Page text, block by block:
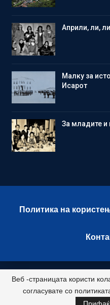
Aприли, ли,
Малку за
Исарот
Зa младите и
Политика на
© 2026 - Istok
Развиено и
Веб -страницата користи
согласувате со